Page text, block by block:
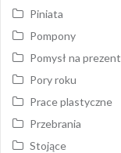
Piniata
Pompony
Pomysł na prezent
Pory roku
Prace plastyczne
Przebrania
Stojące